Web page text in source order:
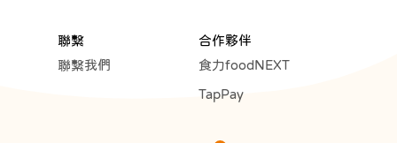
聯繫
聯繫我們
合作夥伴
食力foodNEXT
TapPay